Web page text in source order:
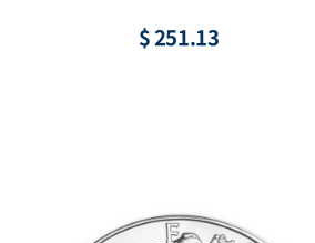
$ 2,528.83